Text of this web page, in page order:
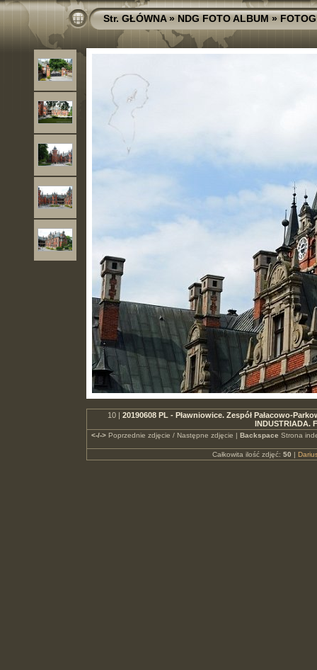
Str. GŁÓWNA»NDG FOTO ALBUM»
10 | 20190608 PL - Pławniowice. Zespół Pałacowo-
INDUSTRIADA.
<-/->Poprzednie zdjęcie / Następne zdjęcie | Backspace Strona
Całkowita ilość zdjęć: 50 |